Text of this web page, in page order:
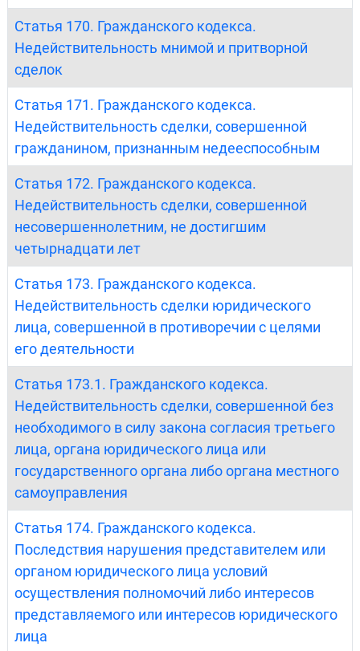
Статья 170. Гражданского кодекса.
Недействительность мнимой и притворной
сделок
Статья 171. Гражданского кодекса.
Недействительность сделки, совершенной
гражданином, признанным недееспособным
Статья 172. Гражданского кодекса.
Недействительность сделки, совершенной
несовершеннолетним, не достигшим
четырнадцати лет
Статья 173. Гражданского кодекса.
Недействительность сделки юридического
лица, совершенной в противоречии с целями
его деятельности
Статья 173.1. Гражданского кодекса.
Недействительность сделки, совершенной без
необходимого в силу закона согласия третьего
лица, органа юридического лица или
государственного органа либо органа местного
самоуправления
Статья 174. Гражданского кодекса.
Последствия нарушения представителем или
органом юридического лица условий
осуществления полномочий либо интересов
представляемого или интересов юридического
лица